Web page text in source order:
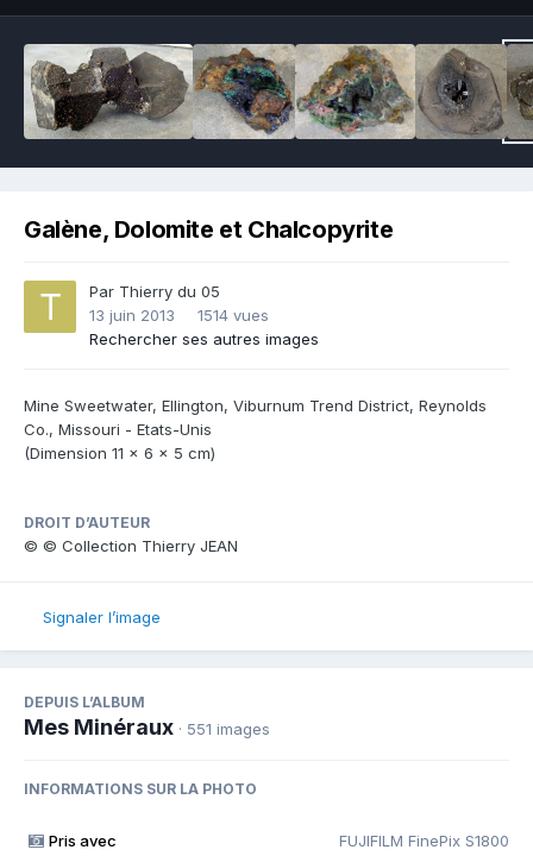
Galène, Dolomite et Chalcopyrite
Par Thierry du 05
13 juin 2013
1514 vues
Rechercher ses autres images
Mine Sweetwater, Ellington, Viburnum Trend District, Reynolds
Co., Missouri - Etats-Unis
(Dimension 11 x 6 x 5 cm)
DROIT D’AUTEUR
© © Collection Thierry JEAN
Signaler l’image
DEPUIS L’ALBUM
Mes Minéraux · 551 images
INFORMATIONS SUR LA PHOTO
Pris avec FUJIFILM FinePix S1800